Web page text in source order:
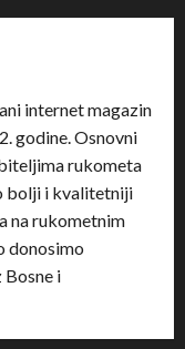
internet magazin
godine. Osnovni
rukometa
bolji i kvalitetniji
na rukometnim
donosimo
i